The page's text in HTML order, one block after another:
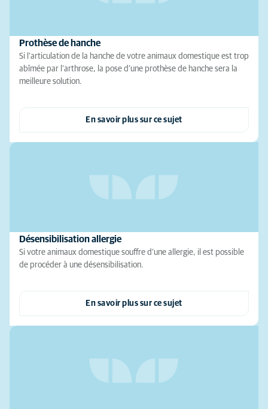
Prothèse de hanche
Si l’articulation de la hanche de votre animaux domestique est trop
abîmée par l’arthrose, la pose d’une prothèse de hanche sera la
meilleure solution.
En savoir plus sur ce sujet
Désensibilisation allergie
Si votre animaux domestique souffre d’une allergie, il est possible
de procéder à une désensibilisation.
En savoir plus sur ce sujet